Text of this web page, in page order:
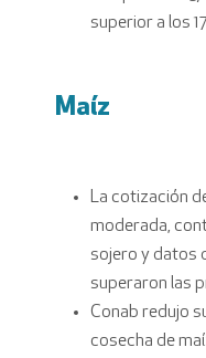
superior a los
Maíz
La cotización
moderada,
sojero y datos
superaron las
Conab redujo
cosecha de